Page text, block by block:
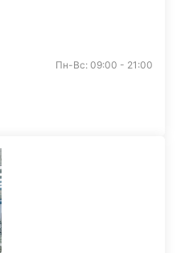
Пн-Вс: 09:00 - 21:00